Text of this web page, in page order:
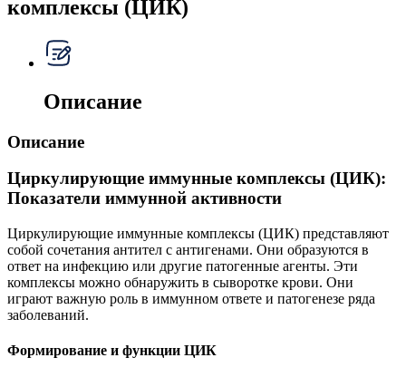
комплексы (ЦИК)
Описание
Описание
Циркулирующие иммунные комплексы (ЦИК):
Показатели иммунной активности
Циркулирующие иммунные комплексы (ЦИК) представляют
собой сочетания антител с антигенами. Они образуются в
ответ на инфекцию или другие патогенные агенты. Эти
комплексы можно обнаружить в сыворотке крови. Они
играют важную роль в иммунном ответе и патогенезе ряда
заболеваний.
Формирование и функции ЦИК